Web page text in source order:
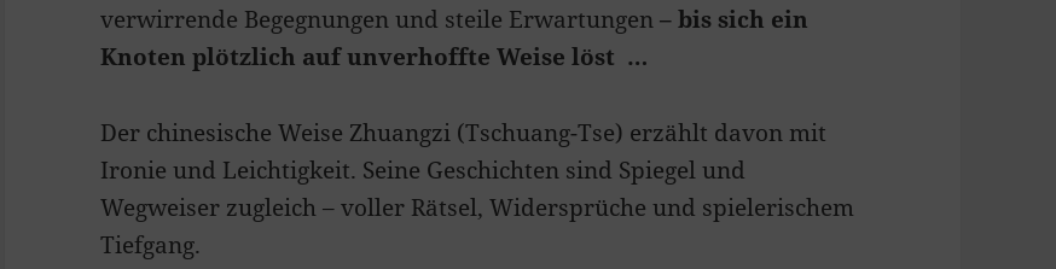
verwirrende Begegnungen und steile Erwartungen– bis sich ein
Knoten plötzlich auf unverhoffte Weise löst …
Der chinesische Weise Zhuangzi (Tschuang-Tse) erzählt davon mit
Ironie und Leichtigkeit. Seine Geschichten sind Spiegel und
Wegweiser zugleich – voller Rätsel, Widersprüche und spielerischem
Tiefgang.